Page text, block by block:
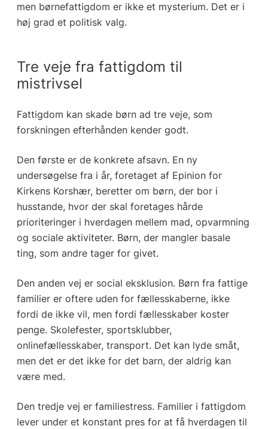
men børnefattigdom er ikke et mysterium. Det er i
høj grad et politisk valg.
Tre veje fra fattigdom til
mistrivsel
Fattigdom kan skade børn ad tre veje, som
forskningen efterhånden kender godt.
Den første er de konkrete afsavn. En ny
undersøgelse fra i år, foretaget af Epinion for
Kirkens Korshær, beretter om børn, der bor i
husstande, hvor der skal foretages hårde
prioriteringer i hverdagen mellem mad, opvarmning
og sociale aktiviteter. Børn, der mangler basale
ting, som andre tager for givet.
Den anden vej er social eksklusion. Børn fra fattige
familier er oftere uden for fællesskaberne, ikke
fordi de ikke vil, men fordi fællesskaber koster
penge. Skolefester, sportsklubber,
onlinefællesskaber, transport. Det kan lyde småt,
men det er det ikke for det barn, der aldrig kan
være med.
Den tredje vej er familiestress. Familier i fattigdom
lever under et konstant pres for at få hverdagen til